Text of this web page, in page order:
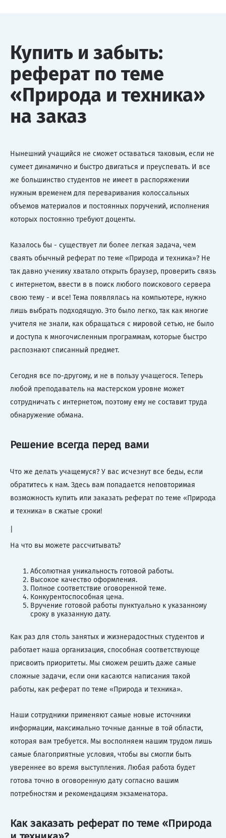
Купить и забыть:
реферат по теме
«Природа и техника»
на заказ
Нынешний учащийся не сможет оставаться таковым, если не
сумеет динамично и быстро двигаться и преуспевать. И все
же большинство студентов не имеет в распоряжении
нужным временем для переваривания колоссальных
объемов материалов и постоянных поручений, исполнения
которых постоянно требуют доценты.
Казалось бы - существует ли более легкая задача, чем
сваять обычный реферат по теме «Природа и техника»? Не
так давно ученику хватало открыть браузер, проверить связь
с интернетом, ввести в в поиск любого поискового сервера
свою тему - и все! Тема появлялась на компьютере, нужно
лишь выбрать подходящую. Это было легко, так как многие
учителя не знали, как обращаться с мировой сетью, не было
и доступа к многочисленным программам, которые быстро
распознают списанный предмет.
Сегодня все по-другому, и не в пользу учащегося. Теперь
любой преподаватель на мастерском уровне может
сотрудничать с интернетом, поэтому ему не составит труда
обнаружение обмана.
Решение всегда перед вами
Что же делать учащемуся? У вас исчезнут все беды, если
обратитесь к нам. Здесь вам попадается неповторимая
возможность купить или заказать реферат по теме «Природа
и техника» в сжатые сроки!
На что вы можете рассчитывать?
Абсолютная уникальность готовой работы.
Высокое качество оформления.
Полное соответствие оговоренной теме.
Конкурентоспособная цена.
Вручение готовой работы пунктуально к указанному
сроку в указанную дату.
Как раз для столь занятых и жизнерадостных студентов и
работает наша организация, способная соответствующе
присвоить приоритеты. Мы сможем решить даже самые
сложные задачи, если они касаются написания такой
работы, как реферат по теме «Природа и техника».
Наши сотрудники применяют самые новые источники
информации, максимально точные данные в той области,
которая вам требуется. Мы восполняем нашим трудом лишь
самые благоприятные условия, чтобы вы смогли быть
увереннее во время выступления. Любая работа будет
готова точно в оговоренную дату согласно вашим
потребностям и рекомендациям экзаменатора.
Как заказать реферат по теме «Природа